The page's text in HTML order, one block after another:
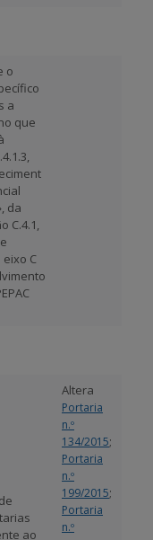
o
a
que
da
C.4.1,
eixo C
ao
Altera
Portaria
n.º
134/2015;
Portaria
n.º
199/2015;
Portaria
n.º